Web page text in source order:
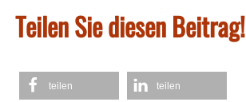
Teilen Sie diesen Beitrag!
teilen teilen